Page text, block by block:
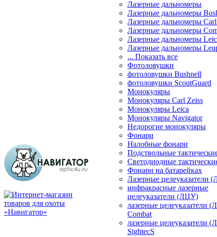
Лазерные дальномеры
Лазерные дальномеры
Лазерные дальномеры
Лазерные дальномеры
Лазерные дальномеры
Лазерные дальномеры
... Показать все
Фотоловушки
фотоловушки Bushnell
фотоловушки ScoutGuard
Монокуляры
Монокуляры Carl Zeiss
Монокуляры Leica
Монокуляры Navigator
Недорогие монокуляры
Фонари
Налобные фонари
Подствольные
Светодиодные
Фонари на батарейках
Лазерные целеуказатели
инфракрасные лазерные
целеуказатели (ЛЦУ)
лазерные целеуказатели
Combat
лазерные целеуказатели
SightecS